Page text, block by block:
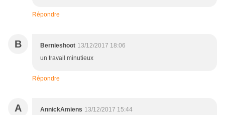
Répondre
B Bernieshoot 13/12/2017 18:06
un travail minutieux
Répondre
A AnnickAmiens 13/12/2017 15:44